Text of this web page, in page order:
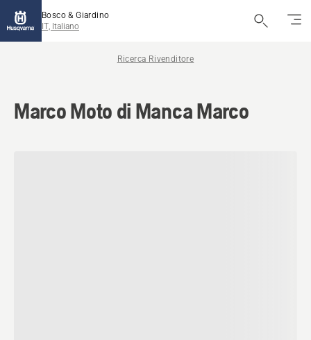
Bosco & Giardino
IT, Italiano
Ricerca Rivenditore
Marco Moto di Manca Marco